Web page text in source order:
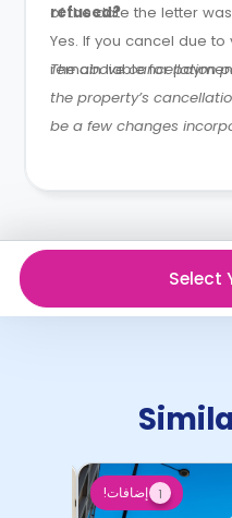
of the date the letter
refused?
Yes. If you cancel due to
remain liable for
The above cancellation
the property’s
be a few changes
time. Hence, we
Select
1 إضافات!